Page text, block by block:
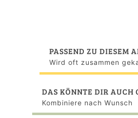
PASSEND ZU DIESEM
Wird oft zusammen
DAS KÖNNTE DIR AUCH
Kombiniere nach Wunsch